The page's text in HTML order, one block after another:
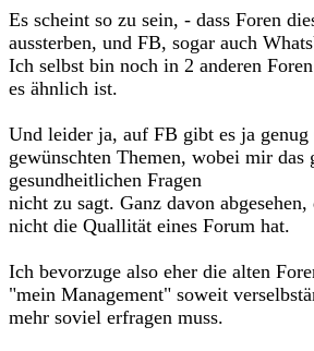
Es scheint so zu sein, - dass Foren
aussterben, und FB, sogar auch
Ich selbst bin noch in 2 anderen
es ähnlich ist.
Und leider ja, auf FB gibt es ja genug
gewünschten Themen, wobei mir das
gesundheitlichen Fragen
nicht zu sagt. Ganz davon
nicht die Quallität eines Forum hat.
Ich bevorzuge also eher die alten
"mein Management" soweit
mehr soviel erfragen muss.